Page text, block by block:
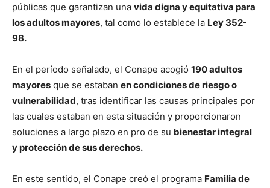
públicas que garantizan una vida digna y equitativa para
los adultos mayores, tal como lo establece la Ley 352-
98.
En el período señalado, el Conape acogió 190 adultos
mayores que se estaban en condiciones de riesgo o
vulnerabilidad, tras identificar las causas principales por
las cuales estaban en esta situación y proporcionaron
soluciones a largo plazo en pro de su bienestar integral
y protección de sus derechos.
En este sentido, el Conape creó el programa Familia de